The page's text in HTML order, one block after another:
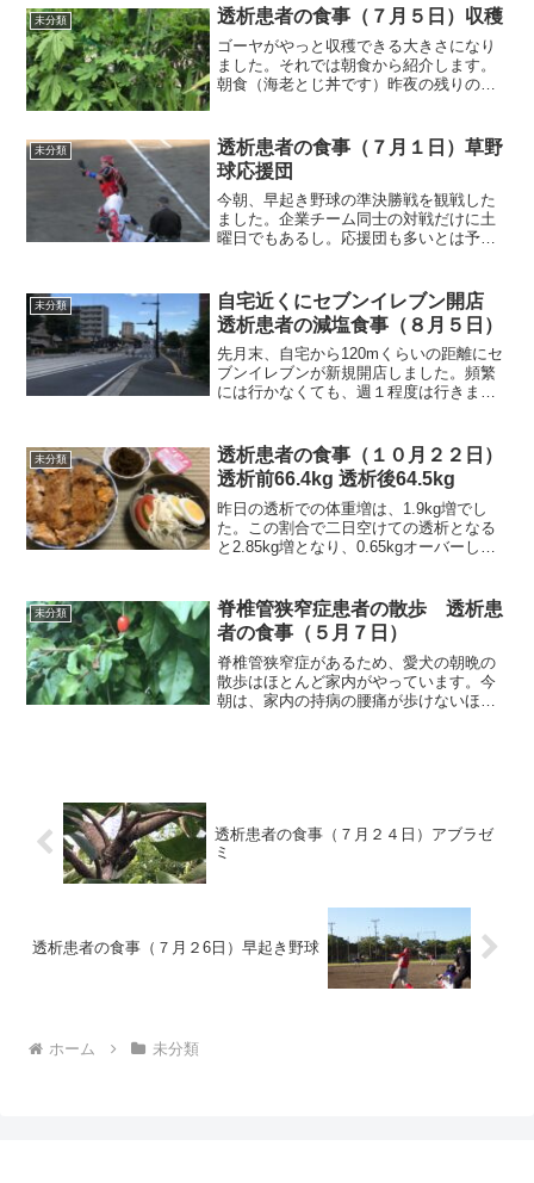
り繰り出来るとかで、とある温泉街の近
くに引っ越しました。中古住...
未分類 透析患者の食事（７月５日）収穫
ゴーヤがやっと収穫できる大きさになり
ました。それでは朝食から紹介します。
朝食（海老とじ丼です）昨夜の残りの海
ど多く入れましたので、少し甘かったで
すね。献立名・食品名...
未分類
透析患者の食事（７月１日）草野
球応援団
今朝、早起き野球の準決勝戦を観戦した
ました。企業チーム同士の対戦だけに土
曜日でもあるし。応援団も多いとは予想
れでは朝食から紹介します。朝食（そぼ
ろ入り卵焼きです）今...
未分類
自宅近くにセブンイレブン開店
透析患者の減塩食事（８月５日）
先月末、自宅から120mくらいの距離にセ
ブンイレブンが新規開店しました。頻繁
には行かなくても、週１程度は行きます
500m以上ありましたから、車で行ってい
ました。それでは朝食...
未分類
透析患者の食事（１０月２２日）
透析前66.4kg 透析後64.5kg
昨日の透析での体重増は、1.9kg増でし
た。この割合で二日空けての透析となる
と2.85kg増となり、0.65kgオーバーしま
れぞの食事に気を使って、0.65gオーバー
し...
未分類
脊椎管狭窄症患者の散歩 透析患
者の食事（５月７日）
脊椎管狭窄症があるため、愛犬の朝晩の
散歩はほとんど家内がやっています。今
朝は、家内の持病の腰痛が歩けないほど
透析患者の食事（７月２４日）アブラゼ
ミ
透析患者の食事（７月２6日）早起き野球
ホーム 未分類